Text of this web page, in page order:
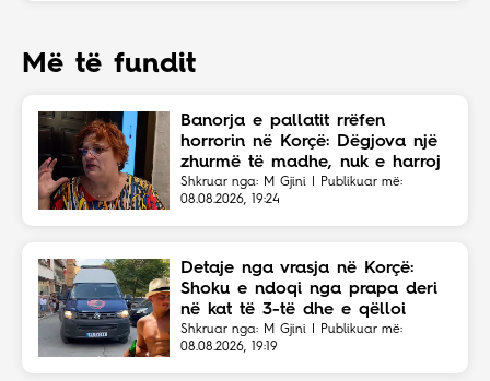
Më të fundit
Banorja e pallatit rrëfen
horrorin në Korçë: Dëgjova një
zhurmë të madhe, nuk e harroj
atë skenë
Shkruar nga: M Gjini | Publikuar më:
08.08.2026, 19:24
Detaje nga vrasja në Korçë:
Shoku e ndoqi nga prapa deri
në kat të 3-të dhe e qëlloi
Shkruar nga: M Gjini | Publikuar më:
08.08.2026, 19:19